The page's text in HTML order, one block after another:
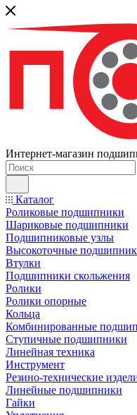
Интернет-магазин
Каталог
Роликовые подшипники
Шариковые подшипники
Подшипниковые узлы
Высокоточные
Втулки
Подшипники скольжения
Ролики
Ролики опорные
Кольца
Комбинированные
Ступичные подшипники
Линейная техника
Инструмент
Резино-технические
Линейные подшипники
Гайки